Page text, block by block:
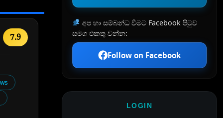
7.9
අප හා සම්බන්ධ වීමට Facebook පිටුව
සමග එකතු වන්න:
Follow on Facebook
LOGIN